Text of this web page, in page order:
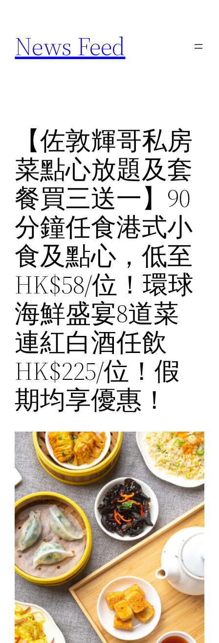
content
News Feed
【佐敦輝哥私房
菜點心放題及套
餐買三送一】90
分鐘任食港式小
食及點心，低至
HK$58/位！環球
海鮮盛宴8道菜
連紅白酒任飲
HK$225/位！假
期均享優惠！